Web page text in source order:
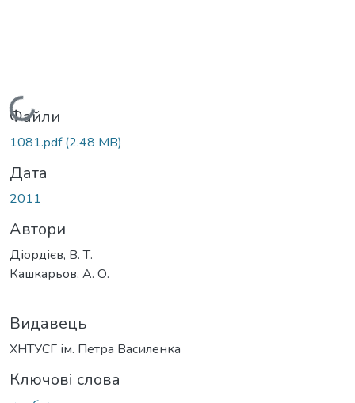
Вантажиться...
Файли
1081.pdf(2.48 MB)
Дата
2011
Автори
Діордієв, В. Т.
Кашкарьов, А. О.
Видавець
ХНТУСГ ім. Петра Василенка
Ключові слова